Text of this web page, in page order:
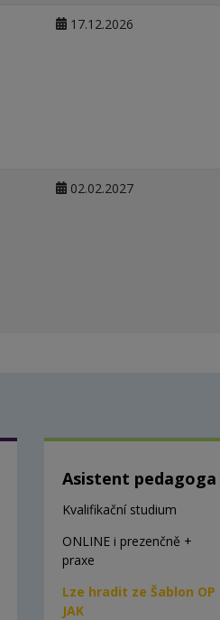
17.12.2026
02.02.2027
Asistent pedagoga
Kvalifikační studium
ONLINE i prezenčně +
praxe
Lze hradit ze Šablon OP
JAK